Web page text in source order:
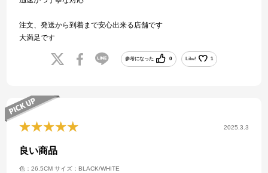
注文、発送から到着まで安心出来る店舗です
大満足です
参考になった 0 Like! 1
2025.3.3
良い商品
色：26.5CM サイズ：BLACK/WHITE